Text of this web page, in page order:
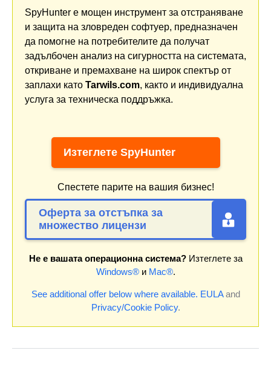
SpyHunter е мощен инструмент за отстраняване
и защита на зловреден софтуер, предназначен
да помогне на потребителите да получат
задълбочен анализ на сигурността на системата,
откриване и премахване на широк спектър от
заплахи като Tarwils.com, както и индивидуална
услуга за техническа поддръжка.
Изтеглете SpyHunter
Спестете парите на вашия бизнес!
Оферта за отстъпка за
множество лицензи
Не е вашата операционна система?Изтеглете за
Windows®и Mac®.
See additional offer below where available. EULAand
Privacy/Cookie Policy.